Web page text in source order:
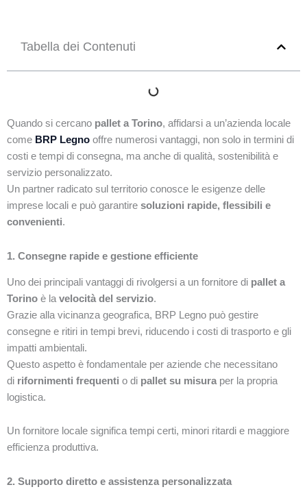
Tabella dei Contenuti
Quando si cercano pallet a Torino, affidarsi a un’azienda locale
come BRP Legno offre numerosi vantaggi, non solo in termini di
costi e tempi di consegna, ma anche di qualità, sostenibilità e
servizio personalizzato.
Un partner radicato sul territorio conosce le esigenze delle
imprese locali e può garantire soluzioni rapide, flessibili e
convenienti.
1. Consegne rapide e gestione efficiente
Uno dei principali vantaggi di rivolgersi a un fornitore di pallet a
Torino è la velocità del servizio.
Grazie alla vicinanza geografica, BRP Legno può gestire
consegne e ritiri in tempi brevi, riducendo i costi di trasporto e gli
impatti ambientali.
Questo aspetto è fondamentale per aziende che necessitano
di rifornimenti frequenti o di pallet su misura per la propria
logistica.
Un fornitore locale significa tempi certi, minori ritardi e maggiore
efficienza produttiva.
2. Supporto diretto e assistenza personalizzata